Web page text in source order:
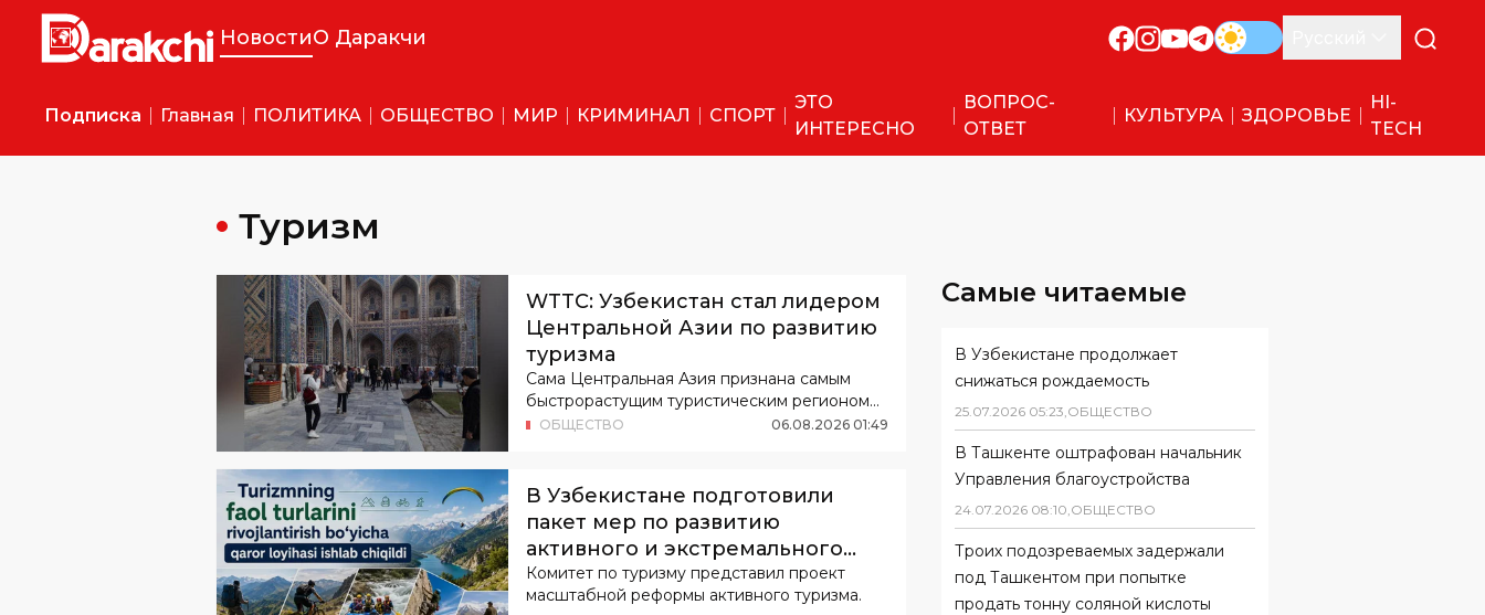
НовостиО Даракчи
Подписка Главная ПОЛИТИКА ОБЩЕСТВО МИР КРИМИНАЛ СПОРТ
ЭТО
ИНТЕРЕСНО
ВОПРОС-
ОТВЕТ
КУЛЬТУРА ЗДОРОВЬЕ
HI-
TECH
Туризм
ОБЩЕСТВО 06.08.2026 01:49
WTTC: Узбекистан стал лидером
Центральной Азии по развитию
туризма
Сама Центральная Азия признана самым
быстрорастущим туристическим регионом
мира.
В Узбекистане подготовили
пакет мер по развитию
активного и экстремального
туризма
Комитет по туризму представил проект
масштабной реформы активного туризма.
Самые читаемые
В Узбекистане продолжает
снижаться рождаемость
25.07.2026 05:23,ОБЩЕСТВО
В Ташкенте оштрафован начальник
Управления благоустройства
24.07.2026 08:10,ОБЩЕСТВО
Троих подозреваемых задержали
под Ташкентом при попытке
продать тонну соляной кислоты